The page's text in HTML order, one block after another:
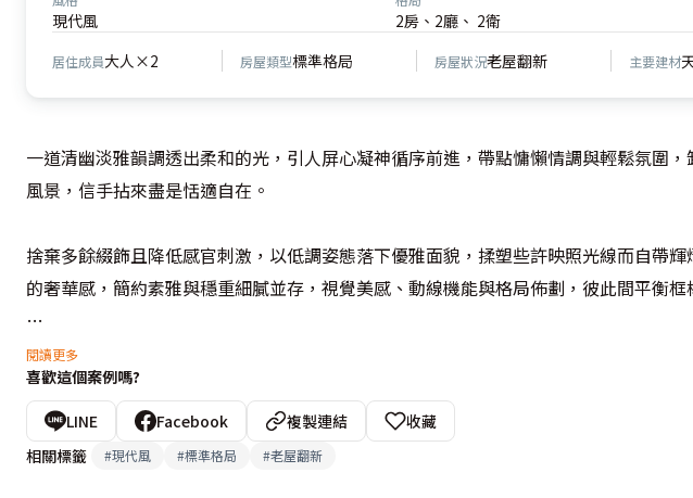
現代風 2房、2廳、 2衛
居住成員大人×2 房屋類型標準格局 房屋狀況老屋翻新 主要建材
一道清幽淡雅韻調透出柔和的光，引人屏心凝神循序前進，帶點慵懶情調與輕鬆氛圍
風景，信手拈來盡是恬適自在。
捨棄多餘綴飾且降低感官刺激，以低調姿態落下優雅面貌，揉塑些許映照光線而自帶
的奢華感，簡約素雅與穩重細膩並存，視覺美感、動線機能與格局佈劃，彼此間平衡框
設計概念文字為【河馬家居室內裝修設計】提供
閱讀更多
喜歡這個案例嗎?
LINE Facebook 複製連結
收藏
相關標籤
#現代風 #標準格局 #老屋翻新